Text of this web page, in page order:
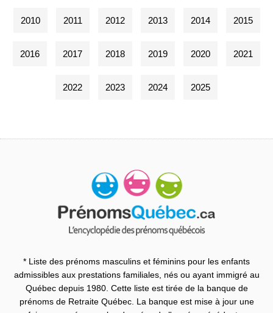
2010 2011 2012 2013 2014 2015
2016 2017 2018 2019 2020 2021
2022 2023 2024 2025
* Liste des prénoms masculins et féminins pour les enfants
admissibles aux prestations familiales, nés ou ayant immigré au
Québec depuis 1980. Cette liste est tirée de la banque de
prénoms de Retraite Québec. La banque est mise à jour une